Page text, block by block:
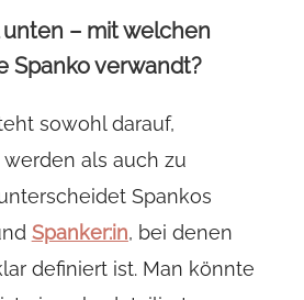
– mit welchen
Spanko verwandt?
sowohl darauf,
als auch zu
Spankos
Spanker:in, bei denen
definiert ist. Man könnte